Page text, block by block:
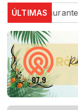
ÚLTIMAS
e restaurantes